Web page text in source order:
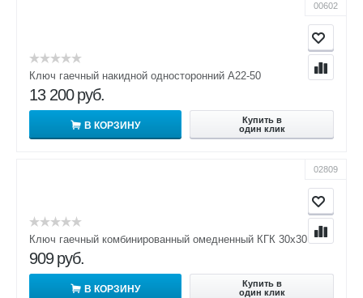
00602
Ключ гаечный накидной односторонний А22-50
13 200 руб.
В КОРЗИНУ
Купить в
один клик
02809
Ключ гаечный комбинированный омедненный КГК 30х30
909 руб.
В КОРЗИНУ
Купить в
один клик